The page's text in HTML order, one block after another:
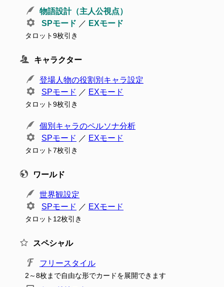
物語設計（主人公視点）
SPモード ／ EXモード
タロット9枚引き
キャラクター
登場人物の役割別キャラ設定
SPモード ／ EXモード
タロット9枚引き
個別キャラのペルソナ分析
SPモード ／ EXモード
タロット7枚引き
ワールド
世界観設定
SPモード ／ EXモード
タロット12枚引き
スペシャル
フリースタイル
2～8枚まで自由な形でカードを展開できます